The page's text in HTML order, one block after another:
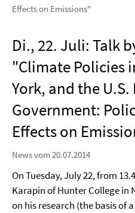
Effects on Emissions"
Di., 22. Juli: Talk
"Climate Policies
York, and the U.S.
Government:
Effects on
News vom 20.07.2014
On Tuesday, July 22, from
Karapin of Hunter College in
on his research (the basis of